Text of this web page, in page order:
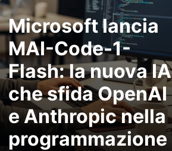
Microsoft lancia
MAI-Code-1-
Flash: la nuova IA
che sfida OpenAI
e Anthropic nella
programmazione